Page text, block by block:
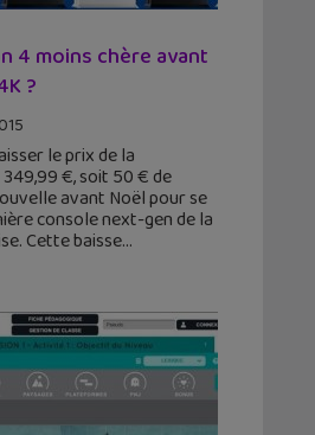
4 moins chère avant
?
le prix de la
€, soit 50 € de
avant Noël pour se
console next-gen de la
Cette baisse